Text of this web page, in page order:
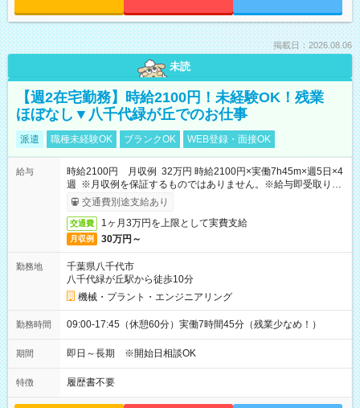
掲載日：2026.08.06
未読
【週2在宅勤務】時給2100円！未経験OK！残業
ほぼなし▼八千代緑が丘でのお仕事
派遣 職種未経験OK ブランクOK WEB登録・面接OK
給与
時給2100円 月収例 32万円 時給2100円×実働7h45m×週5日×4
週 ※月収例を保証するものではありません。※給与即受取りサ
ービス利用可（利用条件有）
交通費別途支給あり
交通費 1ヶ月3万円を上限として実費支給
月収例 30万円～
勤務地
千葉県八千代市
八千代緑が丘駅から徒歩10分
機械・プラント・エンジニアリング
勤務時間 09:00-17:45（休憩60分）実働7時間45分（残業少なめ！）
期間 即日～長期 ※開始日相談OK
特徴 履歴書不要